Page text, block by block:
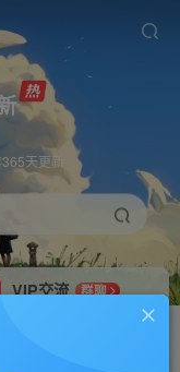
天更新
VIP交流
群聊
研究探讨更多创业项目路子。